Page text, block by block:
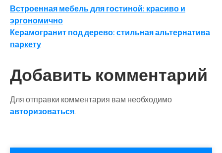
Навигация
по
записям
Встроенная мебель для гостиной: красиво и
эргономично
Керамогранит под дерево: стильная альтернатива
паркету
Добавить комментарий
Для отправки комментария вам необходимо
авторизоваться.